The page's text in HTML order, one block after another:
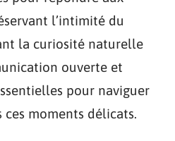
l’intimité du
la curiosité naturelle
ouverte et
pour naviguer
moments délicats.